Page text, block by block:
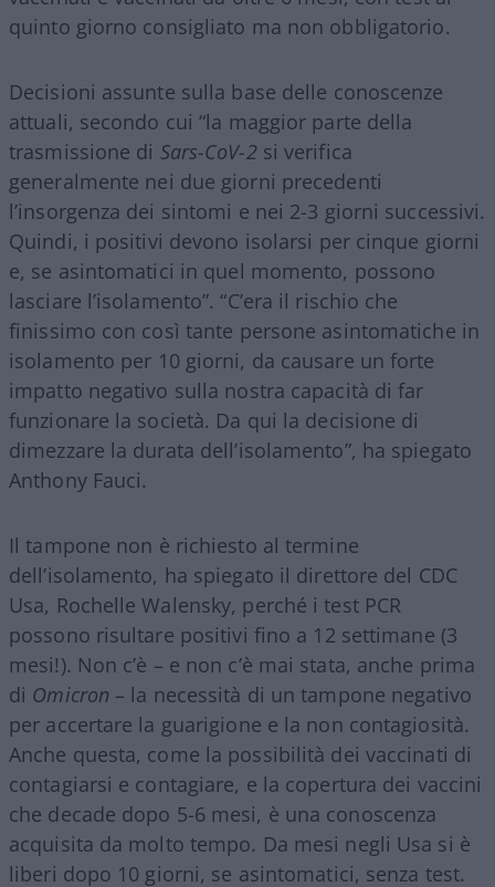
quinto giorno consigliato ma non obbligatorio.
Decisioni assunte sulla base delle conoscenze
attuali, secondo cui “la maggior parte della
trasmissione di Sars-CoV-2 si verifica
generalmente nei due giorni precedenti
l’insorgenza dei sintomi e nei 2-3 giorni successivi.
Quindi, i positivi devono isolarsi per cinque giorni
e, se asintomatici in quel momento, possono
lasciare l’isolamento”. “C’era il rischio che
finissimo con così tante persone asintomatiche in
isolamento per 10 giorni, da causare un forte
impatto negativo sulla nostra capacità di far
funzionare la società. Da qui la decisione di
dimezzare la durata dell’isolamento”, ha spiegato
Anthony Fauci.
Il tampone non è richiesto al termine
dell’isolamento, ha spiegato il direttore del CDC
Usa, Rochelle Walensky, perché i test PCR
possono risultare positivi fino a 12 settimane (3
mesi!). Non c’è – e non c’è mai stata, anche prima
di Omicron – la necessità di un tampone negativo
per accertare la guarigione e la non contagiosità.
Anche questa, come la possibilità dei vaccinati di
contagiarsi e contagiare, e la copertura dei vaccini
che decade dopo 5-6 mesi, è una conoscenza
acquisita da molto tempo. Da mesi negli Usa si è
liberi dopo 10 giorni, se asintomatici, senza test.